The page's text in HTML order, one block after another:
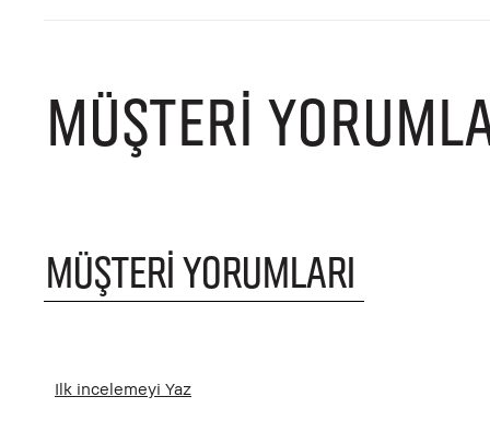
MÜŞTERI
MÜŞTERI YORUMLARI
Ilk incelemeyi Yaz